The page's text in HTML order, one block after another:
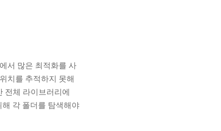
서 많은 최적화를 사
치를 ​​추적하지 못해
전체 라이브러리에
각 폴더를 탐색해야